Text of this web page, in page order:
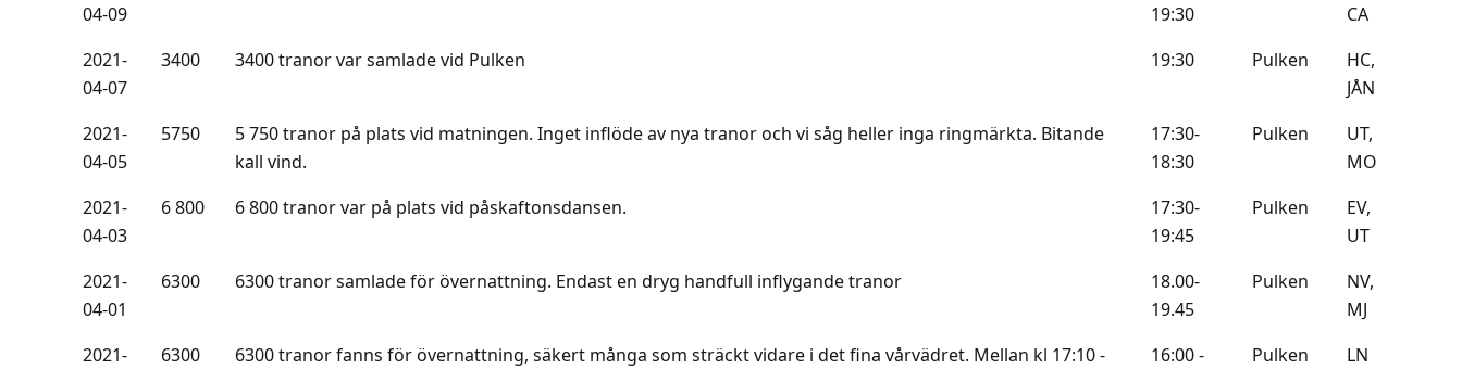
04-09
19:30
CA
2021-
04-07
3400 3400 tranor var samlade vid Pulken 19:30 Pulken
HC,
JÅN
2021-
04-05
5750
5 750 tranor på plats vid matningen. Inget inflöde av nya tranor och vi såg heller inga ringmärkta. Bitande
kall vind.
17:30-
18:30
Pulken
UT,
MO
2021-
04-03
6 800 6 800 tranor var på plats vid påskaftonsdansen.
17:30-
19:45
Pulken
EV,
UT
2021-
04-01
6300 6300 tranor samlade för övernattning. Endast en dryg handfull inflygande tranor
18.00-
19.45
Pulken
NV,
MJ
2021-
6300
6300 tranor fanns för övernattning, säkert många som sträckt vidare i det fina vårvädret. Mellan kl 17:10 -
16:00 -
Pulken LN